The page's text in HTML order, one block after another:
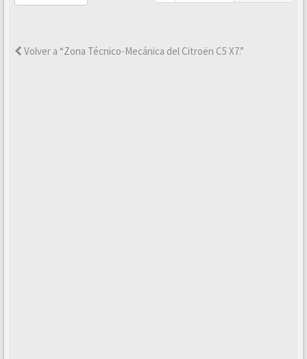
Volver a “Zona Técnico-Mecánica del Citroën C5 X7.”